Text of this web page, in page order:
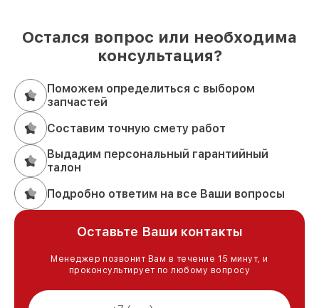
Остался вопрос или необходима
консультация?
Поможем определиться с выбором
запчастей
Составим точную смету работ
Выдадим персональный гарантийный
талон
Подробно ответим на все Ваши вопросы
Оставьте Ваши контакты
Менеджер позвонит Вам в течение 15 минут, и
проконсультирует по любому вопросу